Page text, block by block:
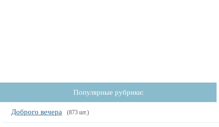
Популярные рубрики:
Доброго вечера (873 шт.)